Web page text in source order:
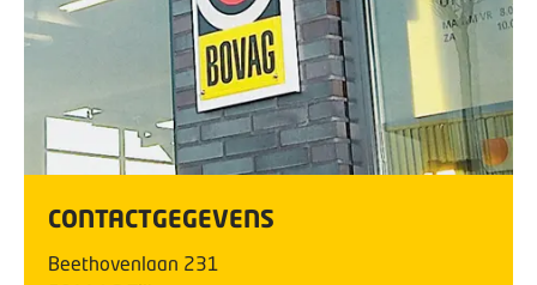
CONTACTGEGEVENS
Beethovenlaan 231